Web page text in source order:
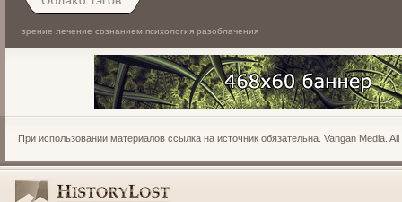
Облако тэгов
зрение лечение сознанием психология разоблачения
При использовании материалов ссылка на источник обязательна. Vangan Media.